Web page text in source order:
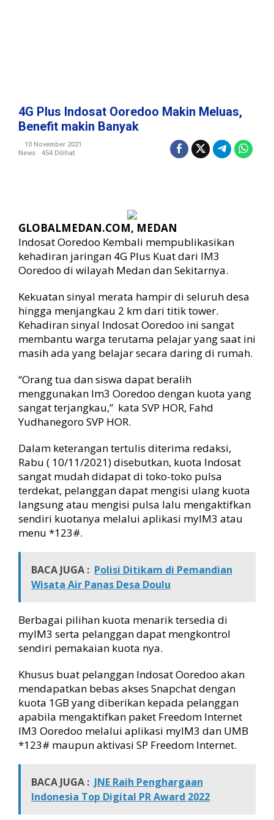
e
e
f
i
m
k
i
n
B
a
n
y
a
k
4G Plus Indosat Ooredoo Makin Meluas,
Benefit makin Banyak
10 November 2021
News
454 Dilihat
GLOBALMEDAN.COM, MEDAN
Indosat Ooredoo Kembali mempublikasikan
kehadiran jaringan 4G Plus Kuat dari IM3
Ooredoo di wilayah Medan dan Sekitarnya.
Kekuatan sinyal merata hampir di seluruh desa
hingga menjangkau 2 km dari titik tower.
Kehadiran sinyal Indosat Ooredoo ini sangat
membantu warga terutama pelajar yang saat ini
masih ada yang belajar secara daring di rumah.
“Orang tua dan siswa dapat beralih
menggunakan Im3 Ooredoo dengan kuota yang
sangat terjangkau,” kata SVP HOR, Fahd
Yudhanegoro SVP HOR.
Dalam keterangan tertulis diterima redaksi,
Rabu ( 10/11/2021) disebutkan, kuota Indosat
sangat mudah didapat di toko-toko pulsa
terdekat, pelanggan dapat mengisi ulang kuota
langsung atau mengisi pulsa lalu mengaktifkan
sendiri kuotanya melalui aplikasi myIM3 atau
menu *123#.
BACA JUGA : Polisi Ditikam di Pemandian
Wisata Air Panas Desa Doulu
Berbagai pilihan kuota menarik tersedia di
myIM3 serta pelanggan dapat mengkontrol
sendiri pemakaian kuota nya.
Khusus buat pelanggan Indosat Ooredoo akan
mendapatkan bebas akses Snapchat dengan
kuota 1GB yang diberikan kepada pelanggan
apabila mengaktifkan paket Freedom Internet
IM3 Ooredoo melalui aplikasi myIM3 dan UMB
*123# maupun aktivasi SP Freedom Internet.
BACA JUGA : JNE Raih Penghargaan
Indonesia Top Digital PR Award 2022